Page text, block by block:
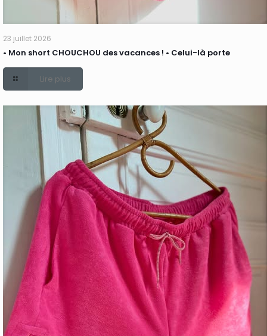
23 juillet 2026
• Mon short CHOUCHOU des vacances ! • Celui-là porte
Lire plus